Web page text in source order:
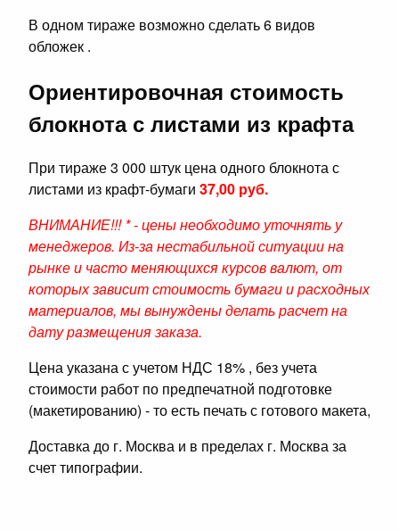
В одном тираже возможно сделать 6 видов
обложек .
Ориентировочная стоимость
блокнота с листами из крафта
При тираже 3 000 штук цена одного блокнота с
листами из крафт-бумаги 37,00 руб.
ВНИМАНИЕ!!! * - цены необходимо уточнять у
менеджеров. Из-за нестабильной ситуации на
рынке и часто меняющихся курсов валют, от
которых зависит стоимость бумаги и расходных
материалов, мы вынуждены делать расчет на
дату размещения заказа.
Цена указана с учетом НДС 18% , без учета
стоимости работ по предпечатной подготовке
(макетированию) - то есть печать с готового макета,
Доставка до г. Москва и в пределах г. Москва за
счет типографии.